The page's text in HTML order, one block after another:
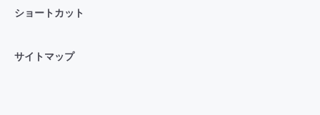
ショートカット
サイトマップ